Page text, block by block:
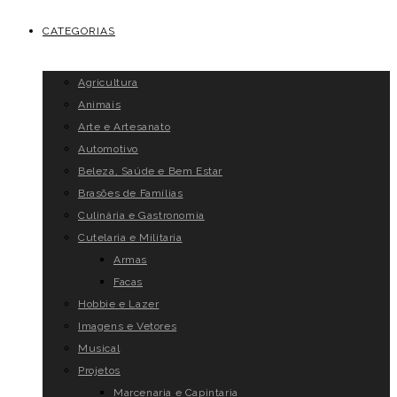
CATEGORIAS
Agricultura
Animais
Arte e Artesanato
Automotivo
Beleza, Saúde e Bem Estar
Brasões de Famílias
Culinária e Gastronomia
Cutelaria e Militaria
Armas
Facas
Hobbie e Lazer
Imagens e Vetores
Musical
Projetos
Marcenaria e Capintaria